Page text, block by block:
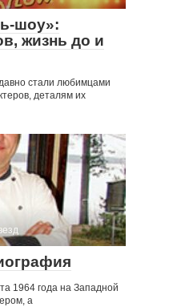
шоу»:
жизнь до и
стали любимцами
деталям их
1964 года на Западной
а